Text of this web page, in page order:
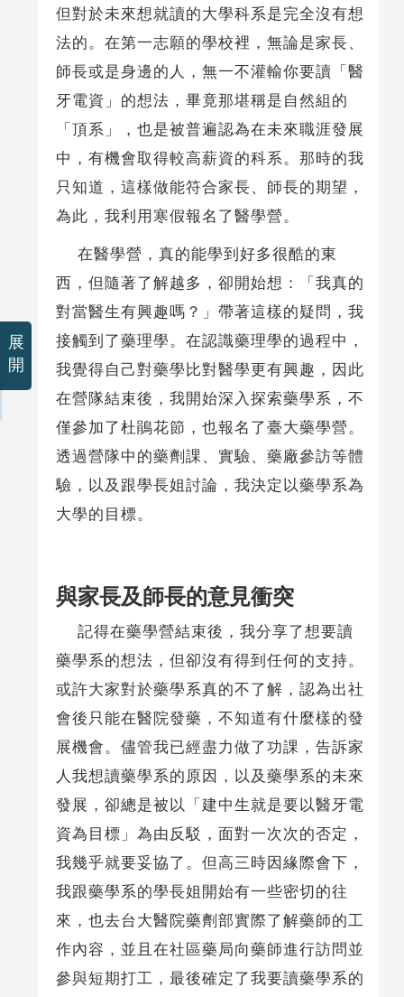
但對於未來想就讀的大學科系是完全沒有想
法的。在第一志願的學校裡，無論是家長、
師長或是身邊的人，無一不灌輸你要讀「醫
牙電資」的想法，畢竟那堪稱是自然組的
「頂系」，也是被普遍認為在未來職涯發展
中，有機會取得較高薪資的科系。那時的我
只知道，這樣做能符合家長、師長的期望，
為此，我利用寒假報名了醫學營。
在醫學營，真的能學到好多很酷的東
西，但隨著了解越多，卻開始想：「我真的
對當醫生有興趣嗎？」帶著這樣的疑問，我
接觸到了藥理學。在認識藥理學的過程中，
我覺得自己對藥學比對醫學更有興趣，因此
在營隊結束後，我開始深入探索藥學系，不
僅參加了杜鵑花節，也報名了臺大藥學營。
透過營隊中的藥劑課、實驗、藥廠參訪等體
驗，以及跟學長姐討論，我決定以藥學系為
大學的目標。
與家長及師長的意見衝突
記得在藥學營結束後，我分享了想要讀
藥學系的想法，但卻沒有得到任何的支持。
或許大家對於藥學系真的不了解，認為出社
會後只能在醫院發藥，不知道有什麼樣的發
展機會。儘管我已經盡力做了功課，告訴家
人我想讀藥學系的原因，以及藥學系的未來
發展，卻總是被以「建中生就是要以醫牙電
資為目標」為由反駁，面對一次次的否定，
我幾乎就要妥協了。但高三時因緣際會下，
我跟藥學系的學長姐開始有一些密切的往
來，也去台大醫院藥劑部實際了解藥師的工
作內容，並且在社區藥局向藥師進行訪問並
參與短期打工，最後確定了我要讀藥學系的
展
開